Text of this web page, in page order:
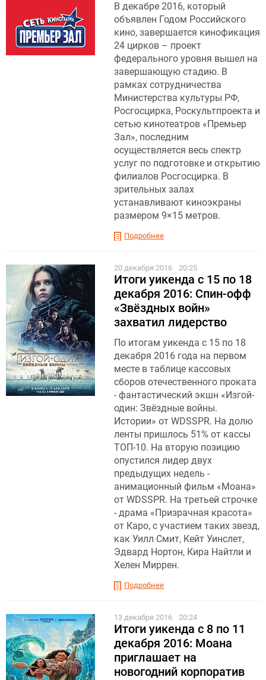
В декабре 2016, который
объявлен Годом Российского
кино, завершается кинофикация
24 цирков – проект
федерального уровня вышел на
завершающую стадию. В
рамках сотрудничества
Министерства культуры РФ,
Росгосцирка, Роскультпроекта и
сетью кинотеатров «Премьер
Зал», последним
осуществляется весь спектр
услуг по подготовке и открытию
филиалов Росгосцирка. В
зрительных залах
устанавливают киноэкраны
размером 9×15 метров.
Подробнее
20 декабря 2016 20:25
Итоги уикенда с 15 по 18
декабря 2016: Спин-офф
«Звёздных войн»
захватил лидерство
По итогам уикенда с 15 по 18
декабря 2016 года на первом
месте в таблице кассовых
сборов отечественного проката
- фантастический экшн «Изгой-
один: Звёздные войны.
Истории» от WDSSPR. На долю
ленты пришлось 51% от кассы
ТОП-10. На вторую позицию
опустился лидер двух
предыдущих недель -
анимационный фильм «Моана»
от WDSSPR. На третьей строчке
- драма «Призрачная красота»
от Каро, с участием таких звезд,
как Уилл Смит, Кейт Уинслет,
Эдвард Нортон, Кира Найтли и
Хелен Миррен.
Подробнее
13 декабря 2016 20:24
Итоги уикенда с 8 по 11
декабря 2016: Моана
приглашает на
новогодний корпоратив